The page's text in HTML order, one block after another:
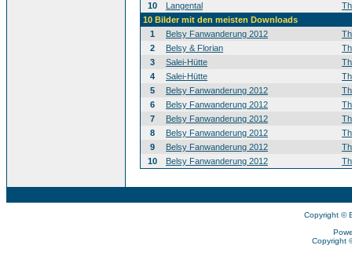
10
Langental
10 Bilder mit den meisten Downloads
1
Belsy Fanwanderung 2012
2
Belsy & Florian
3
Salei-Hütte
4
Salei-Hütte
5
Belsy Fanwanderung 2012
6
Belsy Fanwanderung 2012
7
Belsy Fanwanderung 2012
8
Belsy Fanwanderung 2012
9
Belsy Fanwanderung 2012
10
Belsy Fanwanderung 2012
Copyright ©
Copyright